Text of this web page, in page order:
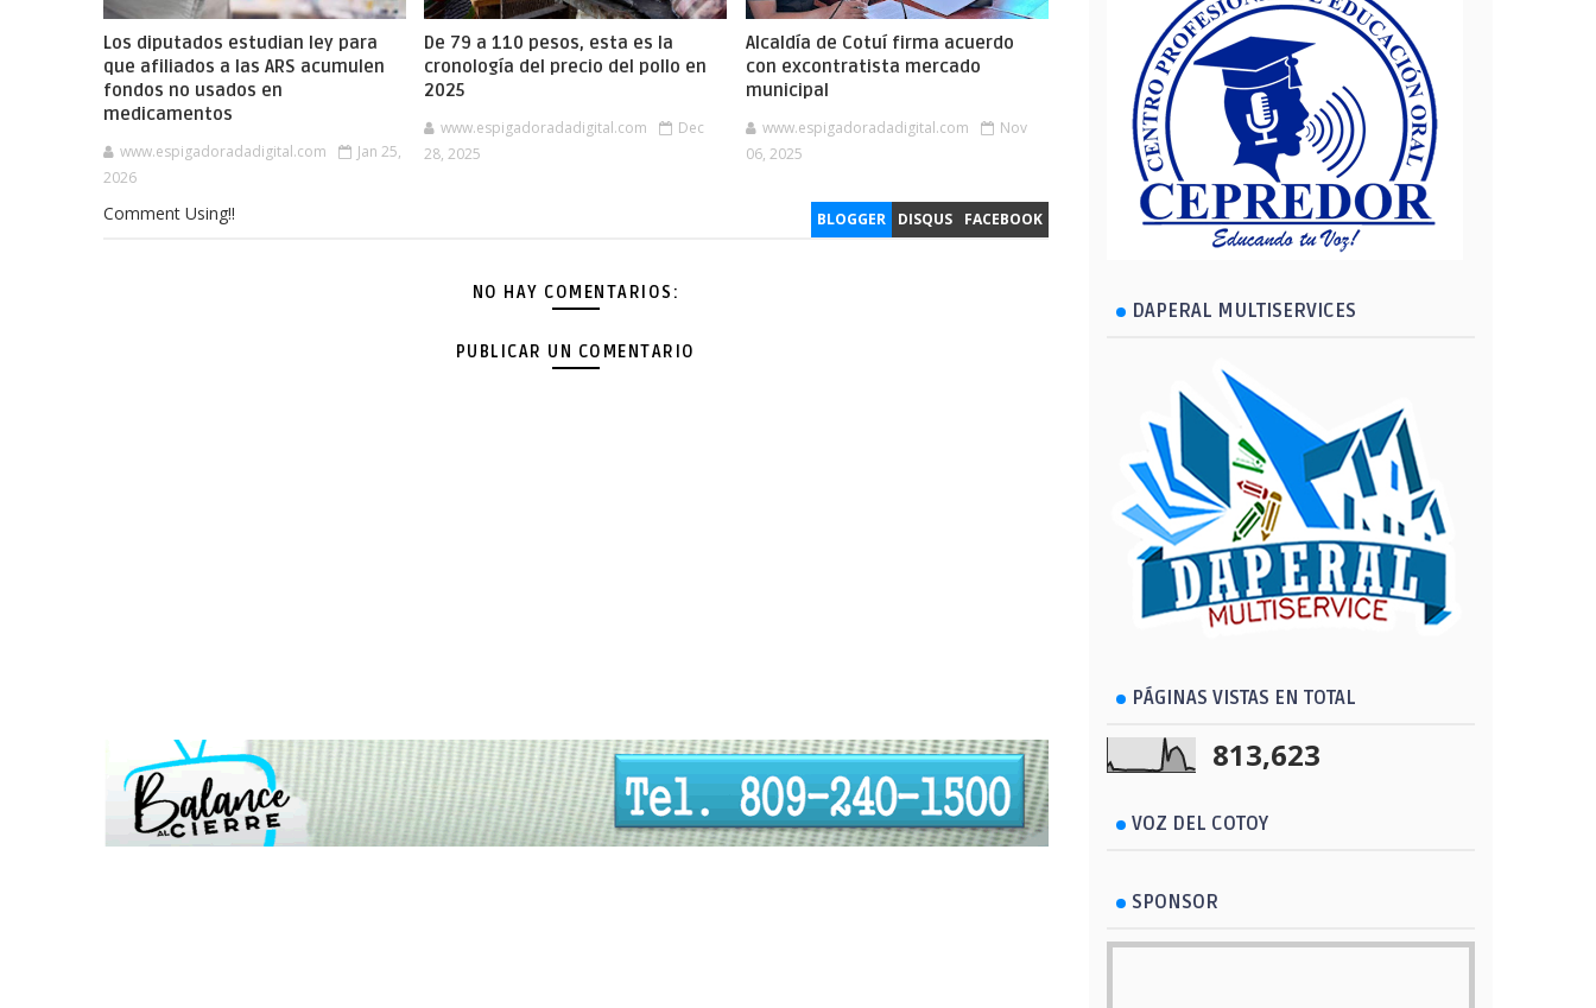
Los diputados estudian ley para
que afiliados a las ARS acumulen
fondos no usados en
medicamentos
www.espigadoradadigital.com
Jan 25,
2026
De 79 a 110 pesos, esta es la
cronología del precio del pollo en
2025
www.espigadoradadigital.com
Dec
28, 2025
Alcaldía de Cotuí firma acuerdo
con excontratista mercado
municipal
www.espigadoradadigital.com
Nov
06, 2025
BLOGGER DISQUS FACEBOOK
Comment Using!!
NO HAY COMENTARIOS:
PUBLICAR UN COMENTARIO
DAPERAL MULTISERVICES
PÁGINAS VISTAS EN TOTAL
813,623
VOZ DEL COTOY
SPONSOR